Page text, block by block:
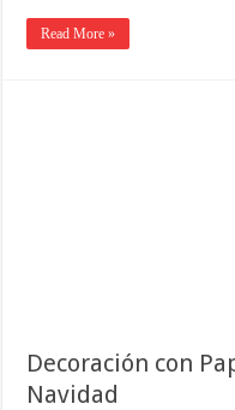
Read More »
Decoración con
Navidad